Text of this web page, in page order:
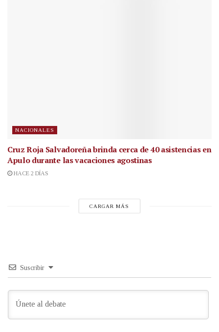
NACIONALES
Cruz Roja Salvadoreña brinda cerca de 40 asistencias en
Apulo durante las vacaciones agostinas
HACE 2 DÍAS
CARGAR MÁS
Suscribir